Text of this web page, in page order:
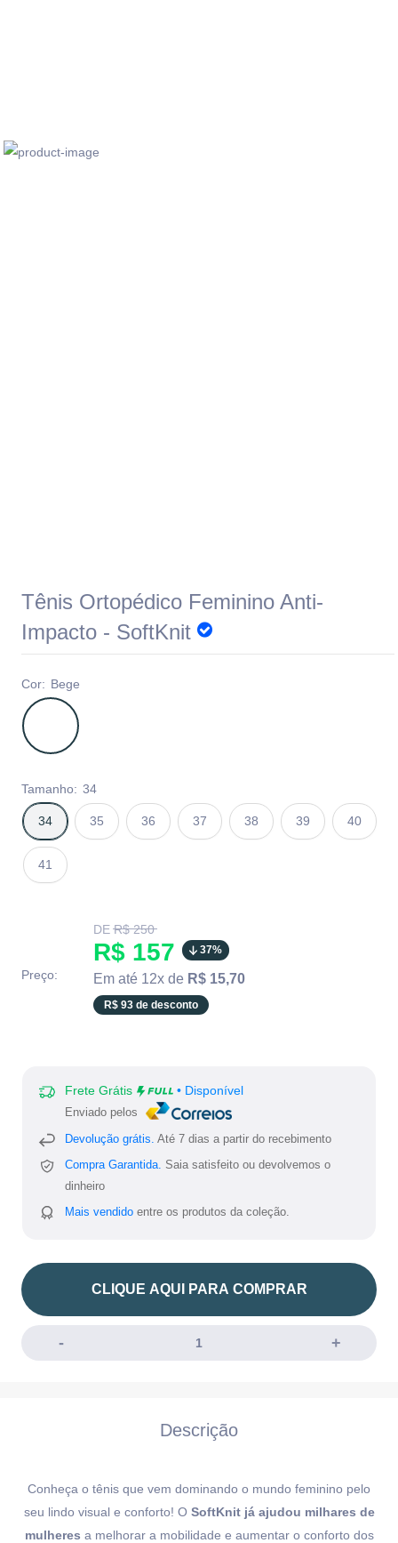
Tênis Ortopédico Feminino Anti-
Impacto - SoftKnit
Cor: Bege
Tamanho: 34
34 35 36 37 38 39 40
41
Preço:
DETranslation
missing:
pt-
BR.product.general.regular_price
R$ 250
Translation
missing:
pt-
R$ 157 37%
Em até 12x de R$ 15,70
R$ 93 de desconto
Frete Grátis • Disponível
Enviado pelos
Devolução grátis. Até 7 dias a partir do recebimento
Compra Garantida. Saia satisfeito ou devolvemos o
dinheiro
Mais vendido entre os produtos da coleção.
CLIQUE AQUI PARA COMPRAR
Descrição
Conheça o tênis que vem dominando o mundo feminino pelo
seu lindo visual e conforto! OSoftKnit já ajudou milhares de
mulheres a melhorar a mobilidade e aumentar o conforto dos